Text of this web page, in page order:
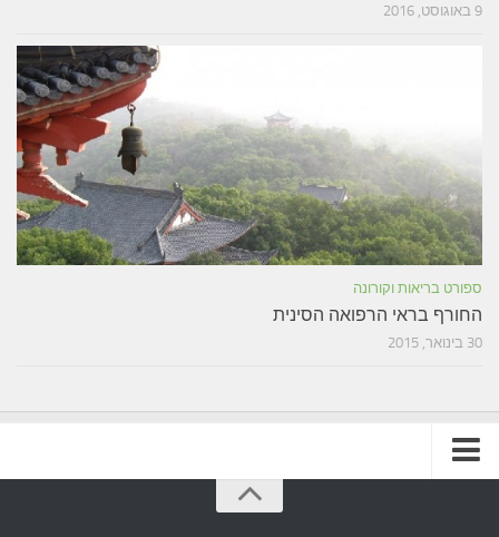
9 באוגוסט, 2016
ספורט בריאות וקורונה
החורף בראי הרפואה הסינית
30 בינואר, 2015